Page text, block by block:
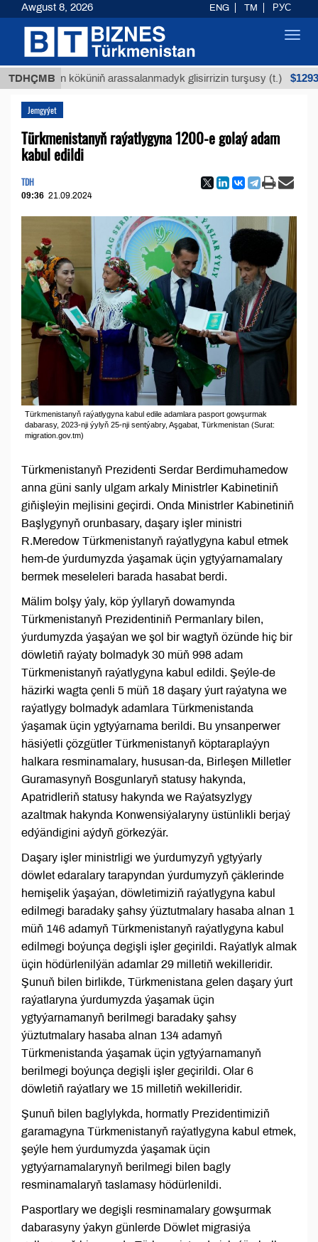
TDHÇMB
köküniň arassalanmadyk glisirrizin turşusy (t.) $12935,18
Jemgyýet
Türkmenistanyň raýatlygyna 1200-e golaý adam
kabul edildi
TDH
09:36 21.09.2024
Türkmenistanyň raýatlygyna kabul edile adamlara pasport gowşurmak
dabarasy, 2023-nji ýylyň 25-nji sentýabry, Aşgabat, Türkmenistan (Surat:
migration.gov.tm)
Türkmenistanyň Prezidenti Serdar Berdimuhamedow
anna güni sanly ulgam arkaly Ministrler Kabinetiniň
giňişleýin mejlisini geçirdi. Onda Ministrler Kabinetiniň
Başlygynyň orunbasary, daşary işler ministri
R.Meredow Türkmenistanyň raýatlygyna kabul etmek
hem-de ýurdumyzda ýaşamak üçin ygtyýarnamalary
bermek meseleleri barada hasabat berdi.
Mälim bolşy ýaly, köp ýyllaryň dowamynda
Türkmenistanyň Prezidentiniň Permanlary bilen,
ýurdumyzda ýaşaýan we şol bir wagtyň özünde hiç bir
döwletiň raýaty bolmadyk 30 müň 998 adam
Türkmenistanyň raýatlygyna kabul edildi. Şeýle-de
häzirki wagta çenli 5 müň 18 daşary ýurt raýatyna we
raýatlygy bolmadyk adamlara Türkmenistanda
ýaşamak üçin ygtyýarnama berildi. Bu ynsanperwer
häsiýetli çözgütler Türkmenistanyň köptaraplaýyn
halkara resminamalary, hususan-da, Birleşen Milletler
Guramasynyň Bosgunlaryň statusy hakynda,
Apatridleriň statusy hakynda we Raýatsyzlygy
azaltmak hakynda Konwensiýalaryny üstünlikli berjaý
edýändigini aýdyň görkezýär.
Daşary işler ministrligi we ýurdumyzyň ygtyýarly
döwlet edaralary tarapyndan ýurdumyzyň çäklerinde
hemişelik ýaşaýan, döwletimiziň raýatlygyna kabul
edilmegi baradaky şahsy ýüztutmalary hasaba alnan 1
müň 146 adamyň Türkmenistanyň raýatlygyna kabul
edilmegi boýunça degişli işler geçirildi. Raýatlyk almak
üçin hödürlenilýän adamlar 29 milletiň wekilleridir.
Şunuň bilen birlikde, Türkmenistana gelen daşary ýurt
raýatlaryna ýurdumyzda ýaşamak üçin
ygtyýarnamanyň berilmegi baradaky şahsy
ýüztutmalary hasaba alnan 134 adamyň
Türkmenistanda ýaşamak üçin ygtyýarnamanyň
berilmegi boýunça degişli işler geçirildi. Olar 6
döwletiň raýatlary we 15 milletiň wekilleridir.
Şunuň bilen baglylykda, hormatly Prezidentimiziň
garamagyna Türkmenistanyň raýatlygyna kabul etmek,
şeýle hem ýurdumyzda ýaşamak üçin
ygtyýarnamalarynyň berilmegi bilen bagly
resminamalaryň taslamasy hödürlenildi.
Pasportlary we degişli resminamalary gowşurmak
dabarasyny ýakyn günlerde Döwlet migrasiýa
Awgust 8, 2026 ENG TM РУС